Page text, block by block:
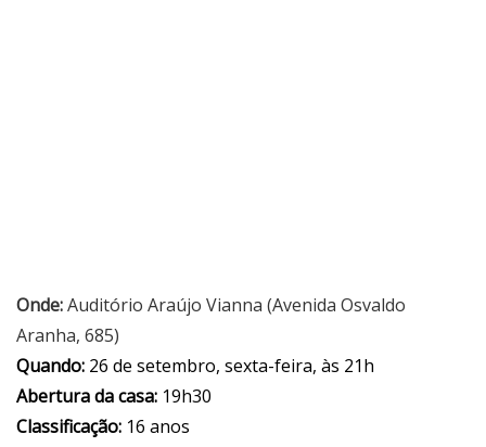
Onde:Auditório Araújo Vianna (Avenida Osvaldo
Aranha, 685)
Quando: 26 de setembro, sexta-feira, às 21h
Abertura da casa: 19h30
Classificação: 16 anos